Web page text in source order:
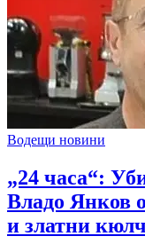
Водещи новини
„24 часа“:
Владо Янков
и златни